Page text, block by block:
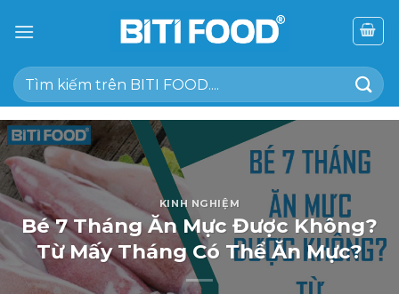
đến
dung
Tìm
kiếm:
KINH NGHIỆM
Bé 7 Tháng Ăn Mực Được Không?
Từ Mấy Tháng Có Thể Ăn Mực?